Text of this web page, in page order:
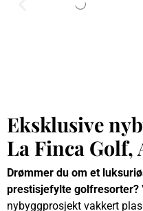
Eksklusive
La Finca Golf,
Drømmer du om et
prestisjefylte golfresorter?
nybyggprosjekt vakkert